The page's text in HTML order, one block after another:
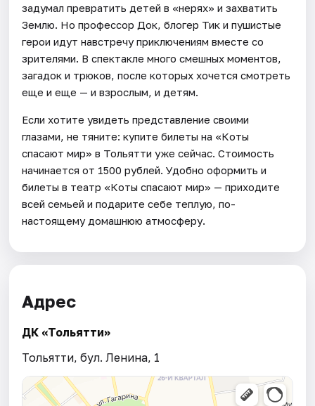
задумал превратить детей в «нерях» и захватить
Землю. Но профессор Док, блогер Тик и пушистые
герои идут навстречу приключениям вместе со
зрителями. В спектакле много смешных моментов,
загадок и трюков, после которых хочется смотреть
еще и еще — и взрослым, и детям.
Если хотите увидеть представление своими
глазами, не тяните: купите билеты на «Коты
спасают мир» в Тольятти уже сейчас. Стоимость
начинается от 1500 рублей. Удобно оформить и
билеты в театр «Коты спасают мир» — приходите
всей семьей и подарите себе теплую, по-
настоящему домашнюю атмосферу.
Адрес
ДК «Тольятти»
Тольятти, бул. Ленина, 1